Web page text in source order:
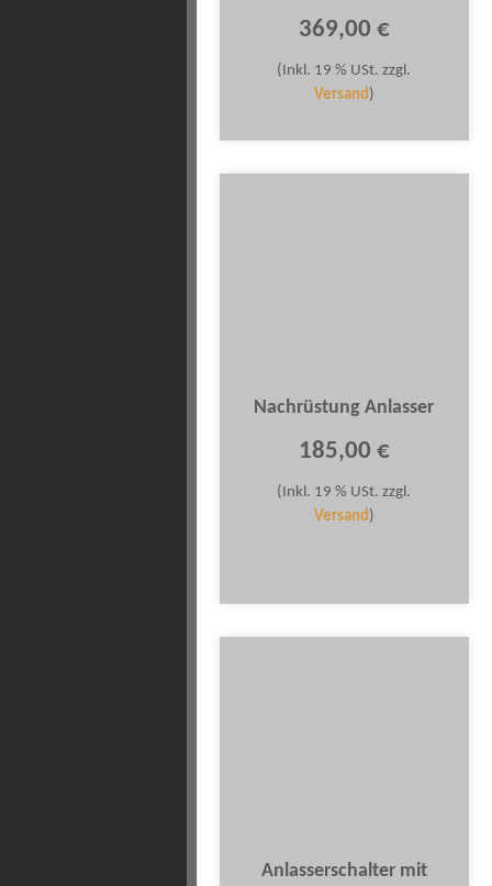
369,00 €
(Inkl. 19 % USt. zzgl.
Versand )
Nachrüstung Anlasser
185,00 €
(Inkl. 19 % USt. zzgl.
Versand )
Anlasserschalter mit